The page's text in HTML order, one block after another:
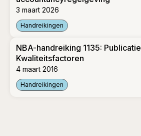
3 maart 2026
Handreikingen
NBA-handreiking 1135: Publicatie
Kwaliteitsfactoren
4 maart 2016
Handreikingen